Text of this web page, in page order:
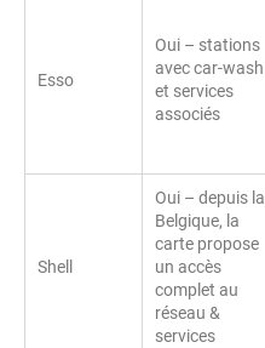
Esso
Oui – stations
avec car-wash
et services
associés
Shell
Oui – depuis la
Belgique, la
carte propose
un accès
complet au
réseau &
services